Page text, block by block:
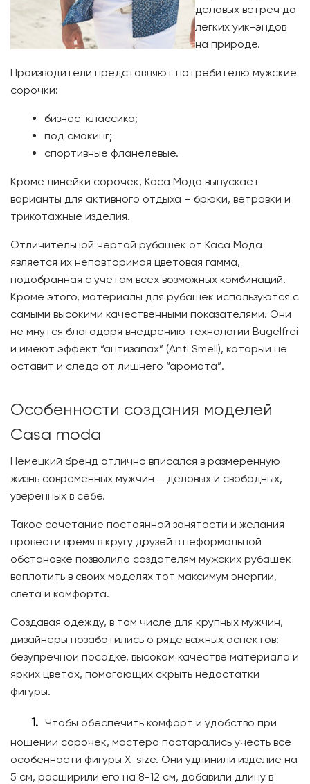
деловых встреч до
легких уик-эндов
на природе.
Производители представляют потребителю мужские
сорочки:
бизнес-классика;
под смокинг;
спортивные фланелевые.
Кроме линейки сорочек, Каса Мода выпускает
варианты для активного отдыха – брюки, ветровки и
трикотажные изделия.
Отличительной чертой рубашек от Каса Мода
является их неповторимая цветовая гамма,
подобранная с учетом всех возможных комбинаций.
Кроме этого, материалы для рубашек используются с
самыми высокими качественными показателями. Они
не мнутся благодаря внедрению технологии Bugelfrei
и имеют эффект “антизапах” (Anti Smell), который не
оставит и следа от лишнего “аромата”.
Особенности создания моделей
Casa moda
Немецкий бренд отлично вписался в размеренную
жизнь современных мужчин – деловых и свободных,
уверенных в себе.
Такое сочетание постоянной занятости и желания
провести время в кругу друзей в неформальной
обстановке позволило создателям мужских рубашек
воплотить в своих моделях тот максимум энергии,
света и комфорта.
Создавая одежду, в том числе для крупных мужчин,
дизайнеры позаботились о ряде важных аспектов:
безупречной посадке, высоком качестве материала и
ярких цветах, помогающих скрыть недостатки
фигуры.
Чтобы обеспечить комфорт и удобство при
ношении сорочек, мастера постарались учесть все
особенности фигуры X-size. Они удлинили изделие на
5 см, расширили его на 8-12 см, добавили длину в